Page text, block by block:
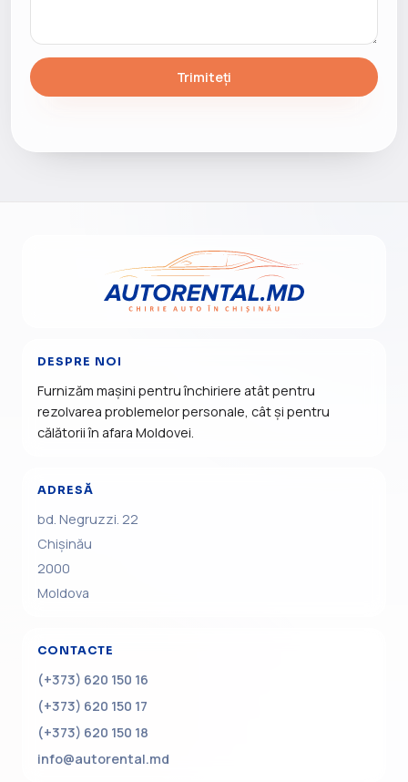
Trimiteți
DESPRE NOI
Furnizăm mașini pentru închiriere atât pentru
rezolvarea problemelor personale, cât și pentru
călătorii în afara Moldovei.
ADRESĂ
bd. Negruzzi. 22
Chișinău
2000
Moldova
CONTACTE
(+373) 620 150 16
(+373) 620 150 17
(+373) 620 150 18
info@autorental.md